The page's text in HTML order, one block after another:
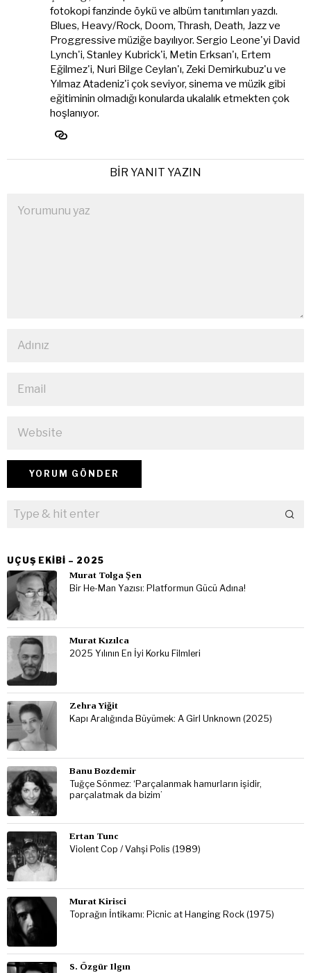
fotokopi fanzinde öykü ve albüm tanıtımları yazdı.
Blues, Heavy/Rock, Doom, Thrash, Death, Jazz ve
Proggressive müziğe bayılıyor. Sergio Leone'yi David
Lynch'i, Stanley Kubrick'i, Metin Erksan'ı, Ertem
Eğilmez'i, Nuri Bilge Ceylan'ı, Zeki Demirkubuz'u ve
Yılmaz Atadeniz'i çok seviyor, sinema ve müzik gibi
eğitiminin olmadığı konularda ukalalık etmekten çok
hoşlanıyor.
BIR YANIT YAZIN
UÇUŞ EKIBI – 2025
Murat Tolga Şen
Bir He-Man Yazısı: Platformun Gücü Adına!
Murat Kızılca
2025 Yılının En İyi Korku Filmleri
Zehra Yiğit
Kapı Aralığında Büyümek: A Girl Unknown (2025)
Banu Bozdemir
Tuğçe Sönmez: ‘Parçalanmak hamurların işidir,
parçalatmak da bizim’
Ertan Tunc
Violent Cop / Vahşi Polis (1989)
Murat Kirisci
Toprağın İntikamı: Picnic at Hanging Rock (1975)
S. Özgür Ilgın